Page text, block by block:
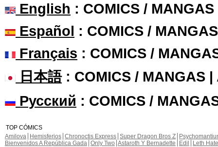
English : COMICS /
Español : COMICS /
Français : COMICS /
日本語: COMICS / MANGAS |
Русский : COMICS /
TOP CÓMICS
Amilova
Hemisferios Chronoctis Express Super Dragon Bros Z
Bienvenidos A República Gada Only Two Astaroth Y Bernadette Edil
Leth Hate